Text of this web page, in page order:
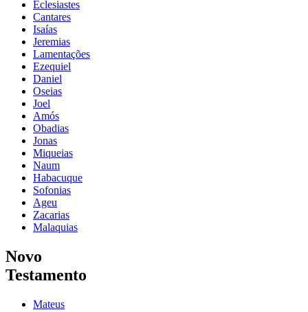
Eclesiastes
Cantares
Isaías
Jeremias
Lamentações
Ezequiel
Daniel
Oseias
Joel
Amós
Obadias
Jonas
Miqueias
Naum
Habacuque
Sofonias
Ageu
Zacarias
Malaquias
Novo
Testamento
Mateus